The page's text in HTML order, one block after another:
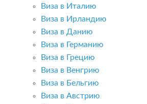
Виза в Италию
Виза в Ирландию
Виза в Данию
Виза в Германию
Виза в Грецию
Виза в Венгрию
Виза в Бельгию
Виза в Австрию